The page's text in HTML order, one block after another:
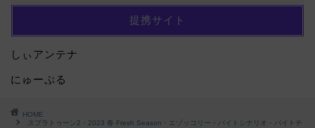
提携サイト
しぃアンテナ
にゅーぷる
HOME
スプラトゥーン2・2023 春 Fresh Season・エゾッコリー・バイトシナリオ・バイトチ